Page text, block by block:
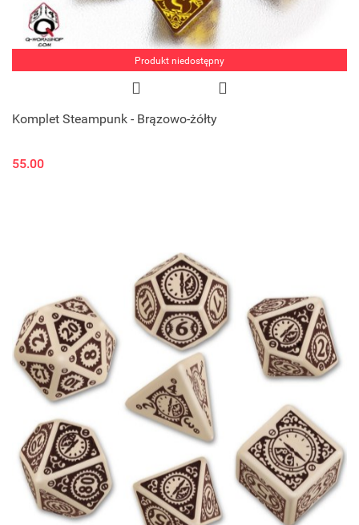
Produkt niedostępny
Komplet Steampunk - Brązowo-żółty
55.00